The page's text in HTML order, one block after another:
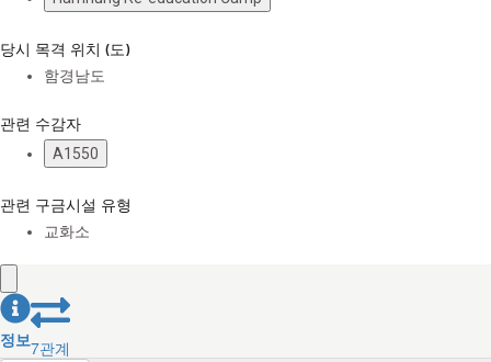
당시 목격 위치 (도)
함경남도
관련 수감자
A1550
관련 구금시설 유형
교화소
정보7관계